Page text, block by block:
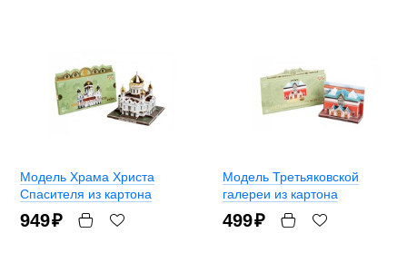
Модель Храма Христа
Спасителя из картона
949₽
Модель Третьяковской
галереи из картона
499₽